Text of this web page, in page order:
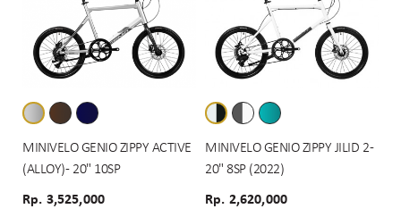
MINIVELO GENIO ZIPPY ACTIVE
(ALLOY) - 20" 10SP
Rp. 3,525,000
MINIVELO GENIO ZIPPY JILID 2 -
20" 8SP (2022)
Rp. 2,620,000